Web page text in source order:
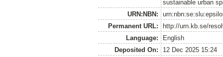
sustainable urban
URN:NBN:
Permanent URL:
http://urn.kb.se/
Language:
English
Deposited On:
12 Dec 2025 15:24